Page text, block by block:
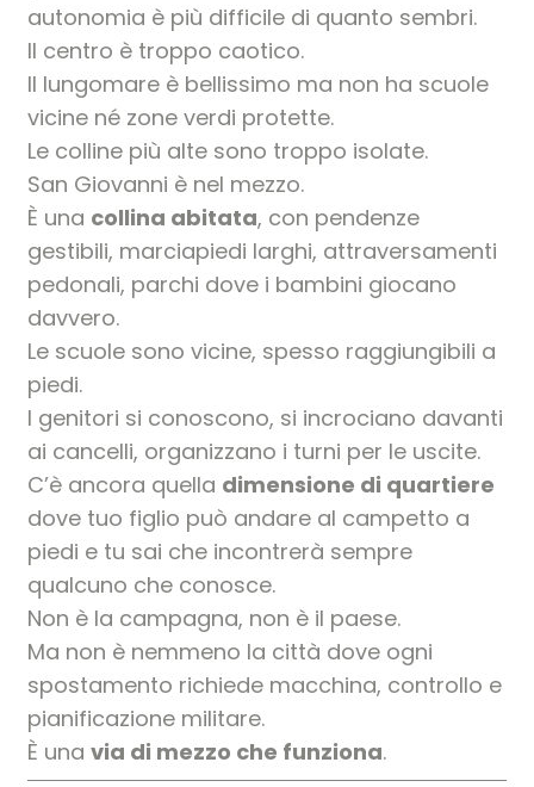
autonomia è più difficile di quanto sembri.
Il centro è troppo caotico.
Il lungomare è bellissimo ma non ha scuole
vicine né zone verdi protette.
Le colline più alte sono troppo isolate.
San Giovanni è nel mezzo.
È una collina abitata, con pendenze
gestibili, marciapiedi larghi, attraversamenti
pedonali, parchi dove i bambini giocano
davvero.
Le scuole sono vicine, spesso raggiungibili a
piedi.
I genitori si conoscono, si incrociano davanti
ai cancelli, organizzano i turni per le uscite.
C’è ancora quella dimensione di quartiere
dove tuo figlio può andare al campetto a
piedi e tu sai che incontrerà sempre
qualcuno che conosce.
Non è la campagna, non è il paese.
Ma non è nemmeno la città dove ogni
spostamento richiede macchina, controllo e
pianificazione militare.
È una via di mezzo che funziona.